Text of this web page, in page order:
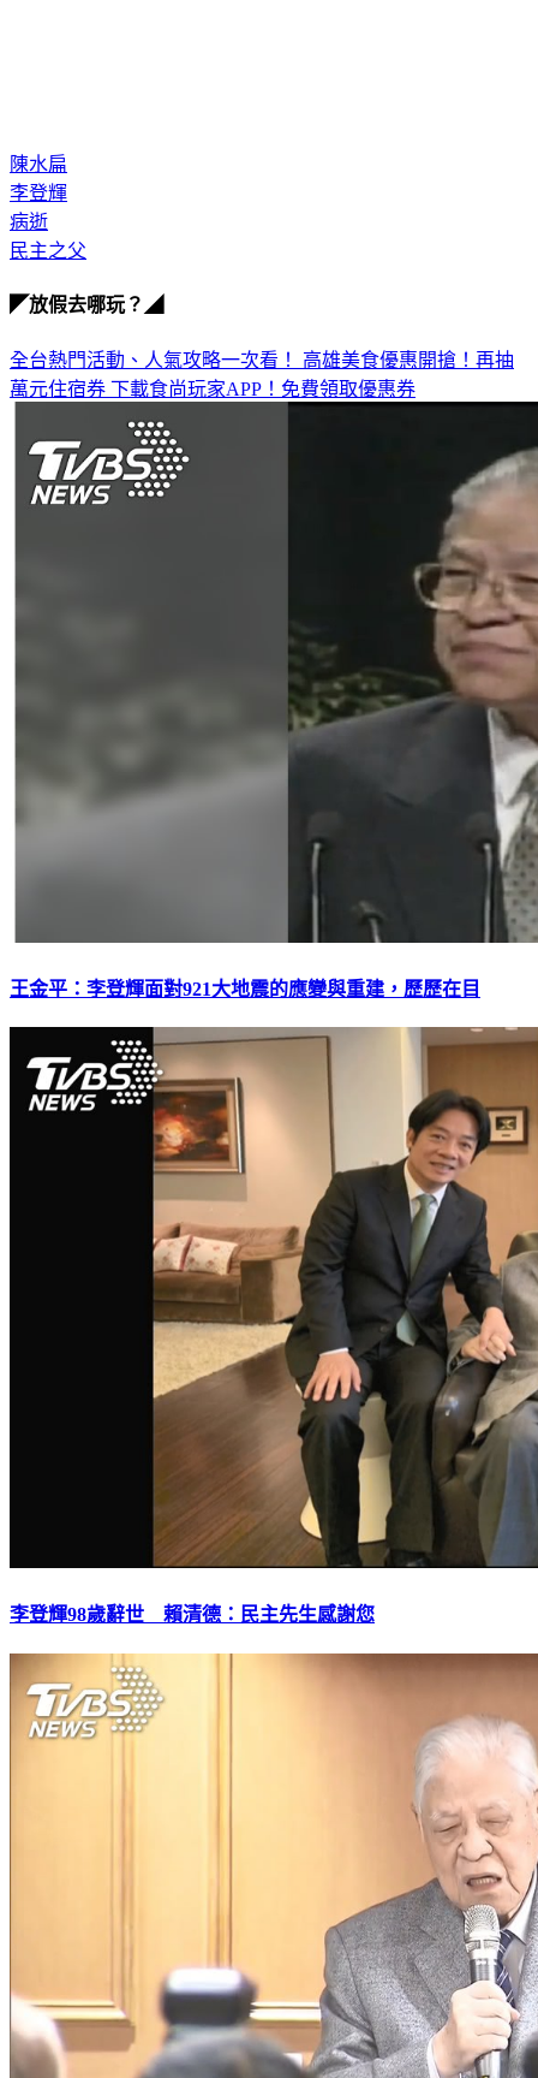
陳水扁
李登輝
病逝
民主之父
◤放假去哪玩？◢
全台熱門活動、人氣攻略一次看！ 高雄美食優惠開搶！再抽
萬元住宿券 下載食尚玩家APP！免費領取優惠券
王金平：李登輝面對921大地震的應變與重建，歷歷在目
李登輝98歲辭世 賴清德：民主先生感謝您